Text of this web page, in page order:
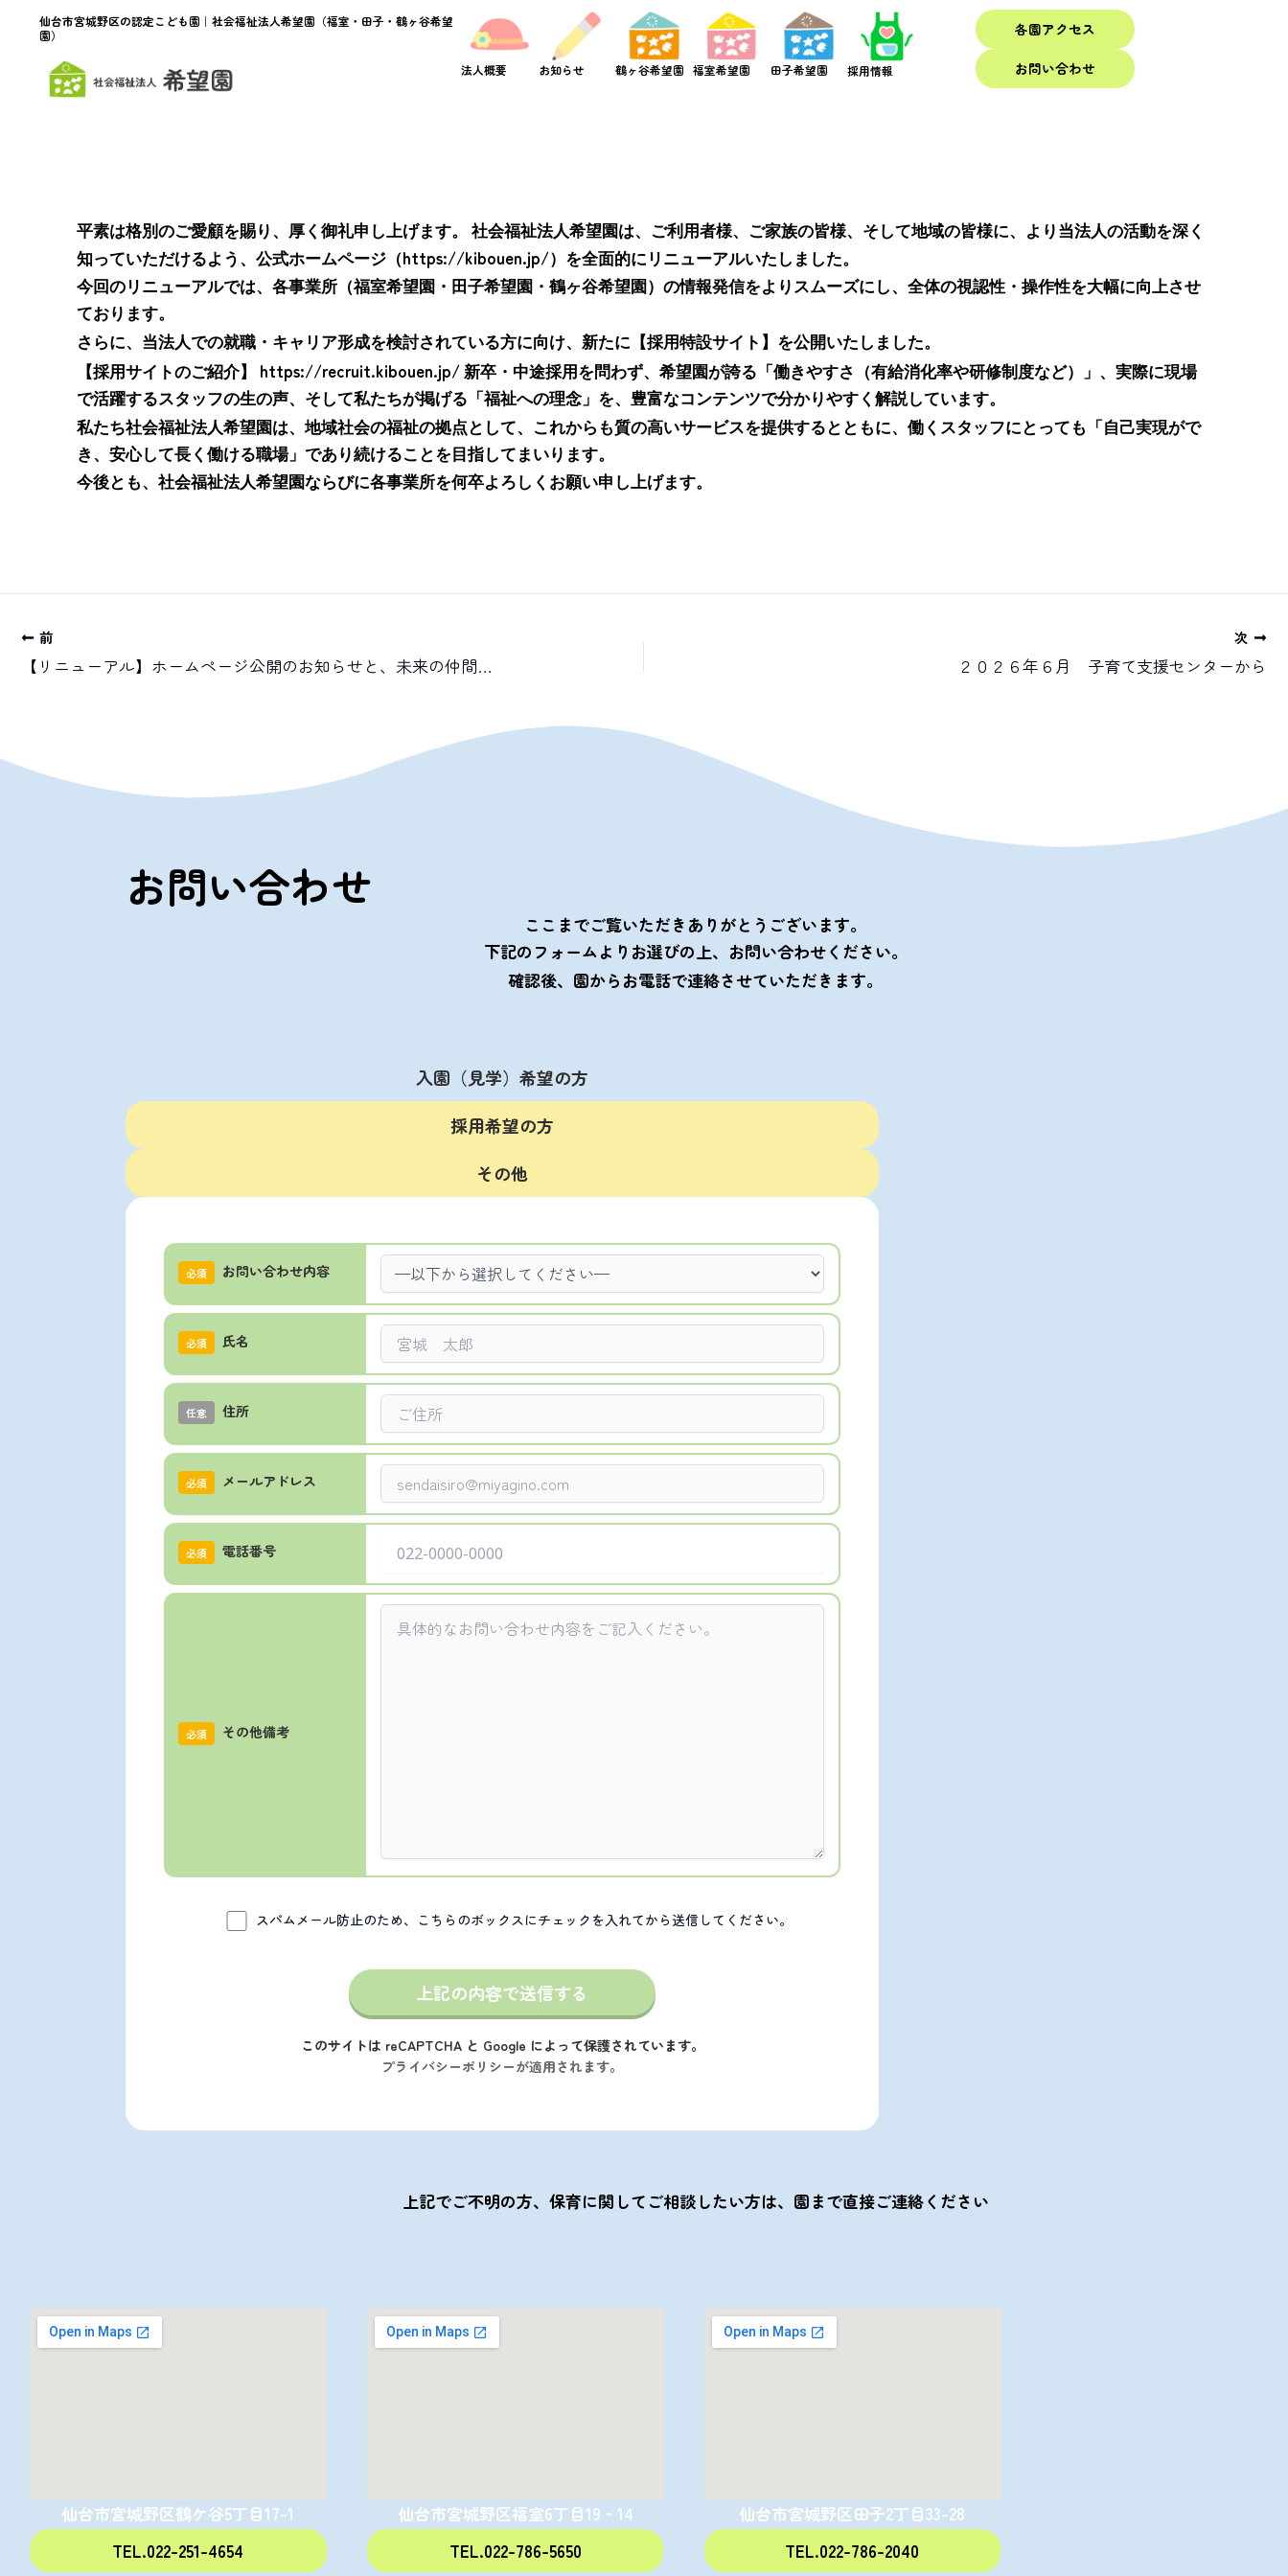
仙台市宮城野区の認定こども園｜社会福祉法人希望園（福室・田子・鶴ヶ谷希望
園）
法人概要 お知らせ 鶴ヶ谷希望園 福室希望園 田子希望園 採用情報
各園アクセス
お問い合わせ
平素は格別のご愛顧を賜り、厚く御礼申し上げます。 社会福祉法人希望園は、ご利用者様、ご家族の皆様、そして地域の皆様に、より当法人の活動を深く
知っていただけるよう、公式ホームページ（https://kibouen.jp/）を全面的にリニューアルいたしました。
今回のリニューアルでは、各事業所（福室希望園・田子希望園・鶴ヶ谷希望園）の情報発信をよりスムーズにし、全体の視認性・操作性を大幅に向上させ
ております。
さらに、当法人での就職・キャリア形成を検討されている方に向け、新たに【採用特設サイト】を公開いたしました。
【採用サイトのご紹介】
https://recruit.kibouen.jp/新卒・中途採用を問わず、希望園が誇る「働きやすさ（有給消化率や研修制度など）」、実際に現場
で活躍するスタッフの生の声、そして私たちが掲げる「福祉への理念」を、豊富なコンテンツで分かりやすく解説しています。
私たち社会福祉法人希望園は、地域社会の福祉の拠点として、これからも質の高いサービスを提供するとともに、働くスタッフにとっても「自己実現がで
き、安心して長く働ける職場」であり続けることを目指してまいります。
今後とも、社会福祉法人希望園ならびに各事業所を何卒よろしくお願い申し上げます。
前
【リニューアル】ホームページ公開のお知らせと、未来の仲間へメッセージ
次
２０２６年６月 子育て支援センターから
お問い合わせ
ここまでご覧いただきありがとうございます。
下記のフォームよりお選びの上、お問い合わせください。
確認後、園からお電話で連絡させていただきます。
入園（見学）希望の方
採用希望の方
その他
必須 お問い合わせ内容
必須 氏名
任意 住所
必須 メールアドレス
必須 電話番号
必須 その他備考
スパムメール防止のため、こちらのボックスにチェックを入れてから送信してください。
このサイトは reCAPTCHA と Google によって保護されています。
プライバシーポリシーが適用されます。
上記でご不明の方、保育に関してご相談したい方は、園まで直接ご連絡ください
仙台市宮城野区鶴ケ谷5丁目17-1
TEL.022-251-4654
仙台市宮城野区福室6丁目19‐14
TEL.022-786-5650
仙台市宮城野区田子2丁目33-28
TEL.022-786-2040